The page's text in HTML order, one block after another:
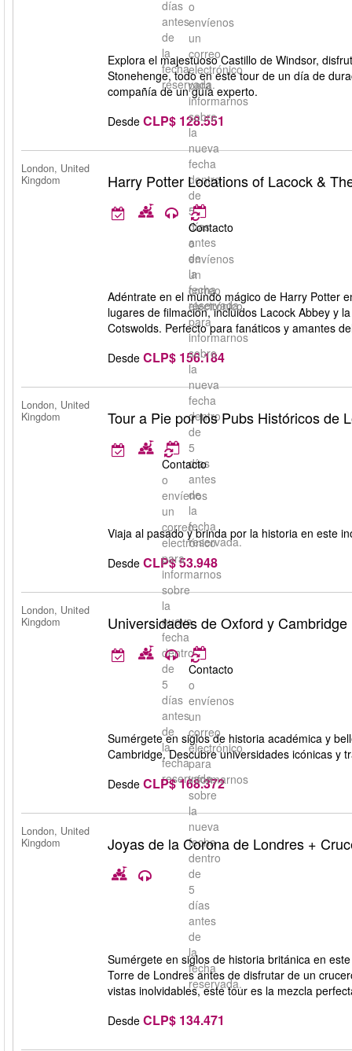
días
antes
de
la
fecha
reservada.
o
envíenos
un
correo
electrónico
para
informarnos
sobre
la
nueva
fecha
dentro
de
5
días
antes
de
la
fecha
reservada.
Explora el majestuoso Castillo de Windsor,
Stonehenge, todo en este tour de un día de
compañía de un guía experto.
Desde CLP$ 128.551
London, United
Kingdom
Harry Potter Locations of Lacock &
Contacto
o
envíenos
un
correo
electrónico
para
informarnos
sobre
la
nueva
fecha
dentro
de
5
días
antes
de
la
fecha
reservada.
Adéntrate en el mundo mágico de Harry Potter
lugares de filmación, incluidos Lacock Abbey y
Cotswolds. Perfecto para fanáticos y amantes
Desde CLP$ 156.184
London, United
Kingdom
Tour a Pie por los Pubs Históricos de
Contacto
o
envíenos
un
correo
electrónico
para
informarnos
sobre
la
nueva
fecha
dentro
de
5
días
antes
de
la
fecha
reservada.
Viaja al pasado y brinda por la historia en este
Desde CLP$ 53.948
London, United
Kingdom
Universidades de Oxford y Cambridge
Contacto
o
envíenos
un
correo
electrónico
para
informarnos
sobre
la
nueva
fecha
dentro
de
5
días
antes
de
la
fecha
reservada.
Sumérgete en siglos de historia académica y
Cambridge. Descubre universidades icónicas y
Desde CLP$ 168.372
London, United
Kingdom
Joyas de la Corona de Londres +
Sumérgete en siglos de historia británica en
Torre de Londres antes de disfrutar de un
vistas inolvidables, este tour es la mezcla
Desde CLP$ 134.471